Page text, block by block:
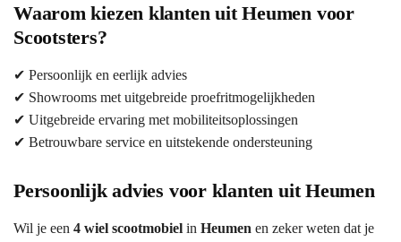
Waarom kiezen klanten uit Heumen voor
Scootsters?
✔ Persoonlijk en eerlijk advies
✔ Showrooms met uitgebreide proefritmogelijkheden
✔ Uitgebreide ervaring met mobiliteitsoplossingen
✔ Betrouwbare service en uitstekende ondersteuning
Persoonlijk advies voor klanten uit Heumen
Wil je een 4 wiel scootmobiel in Heumen en zeker weten dat je